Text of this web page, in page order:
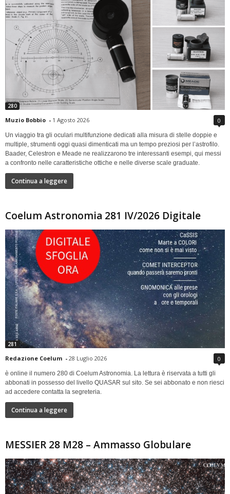
280
Muzio Bobbio - 1 Agosto 2026 0
Un viaggio tra gli oculari multifunzione dedicati alla misura di stelle doppie e
multiple, strumenti oggi quasi dimenticati ma un tempo preziosi per l’astrofilo.
Baader, Celestron e Meade ne realizzarono tre interessanti esempi, qui messi
a confronto nelle caratteristiche ottiche e nelle diverse scale graduate.
Continua a leggere
Coelum Astronomia 281 IV/2026 Digitale
281
Redazione Coelum - 28 Luglio 2026 0
è online il numero 280 di Coelum Astronomia. La lettura è riservata a tutti gli
abbonati in possesso del livello QUASAR sul sito. Se sei abbonato e non riesci
ad accedere contatta la segreteria.
Continua a leggere
MESSIER 28 M28 – Ammasso Globulare